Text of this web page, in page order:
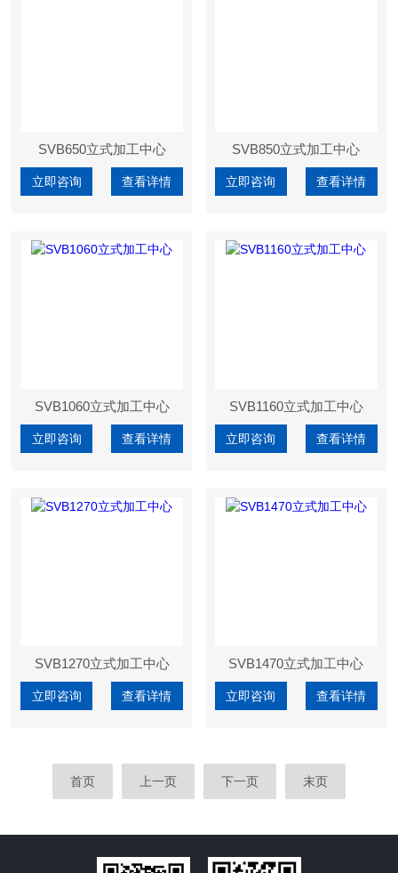
SVB650立式加工中心
立即咨询 查看详情
SVB850立式加工中心
立即咨询 查看详情
SVB1060立式加工中心
立即咨询 查看详情
SVB1160立式加工中心
立即咨询 查看详情
SVB1270立式加工中心
立即咨询 查看详情
SVB1470立式加工中心
立即咨询 查看详情
首页 上一页 下一页 末页